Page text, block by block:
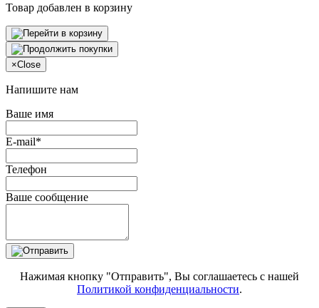
Товар добавлен в корзину
×Close
Напишите нам
Ваше имя
E-mail*
Телефон
Ваше сообщение
Нажимая кнопку "Отправить", Вы соглашаетесь с нашей
Политикой конфиденциальности.